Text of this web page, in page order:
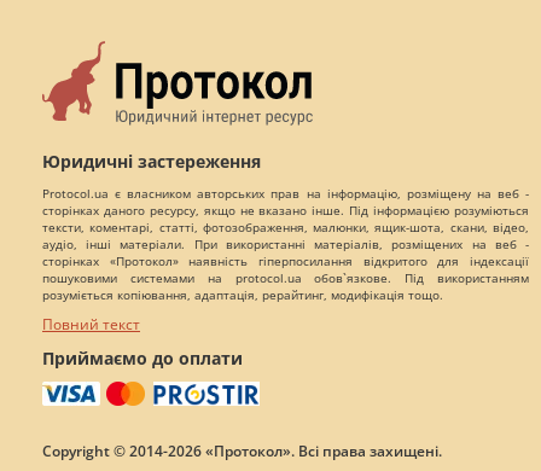
Юридичні застереження
Protocol.ua є власником авторських прав на інформацію, розміщену на веб -
сторінках даного ресурсу, якщо не вказано інше. Під інформацією розуміються
тексти, коментарі, статті, фотозображення, малюнки, ящик-шота, скани, відео,
аудіо, інші матеріали. При використанні матеріалів, розміщених на веб -
сторінках «Протокол» наявність гіперпосилання відкритого для індексації
пошуковими системами на protocol.ua обов`язкове. Під використанням
розуміється копіювання, адаптація, рерайтинг, модифікація тощо.
Повний текст
Приймаємо до оплати
Copyright © 2014-2026 «Протокол». Всі права захищені.